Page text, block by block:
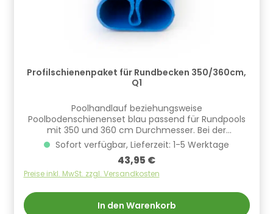
Profilschienenpaket für Rundbecken 350/360cm,
Q1
Poolhandlauf beziehungsweise
Poolbodenschienenset blau passend für Rundpools
mit 350 und 360 cm Durchmesser. Bei der
Handlaufqualität Q1 sind Bodenschiene und Handlauf
identisch, bedeutet das in diesem Fall der Satz
entweder als Bodenschiene oder Handlauf
eingesetzt werden kann. ​Die Handläufe sind inklusive
Hersteller/EU Verantwortliche Person: CF Group
Deutschland GmbH, Bahnhofstraße 68, 73240
Sofort verfügbar, Lieferzeit: 1-5 Werktage
Regulärer Preis:
43,95 €
Preise inkl. MwSt. zzgl. Versandkosten
In den Warenkorb